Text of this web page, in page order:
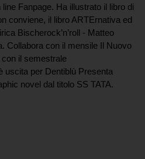
Fanpage. Ha illustrato il libro di
conviene, il libro ARTErnativa ed
Bischerock’n’roll - Matteo
Collabora con il mensile Il Nuovo
il semestrale
uscita per Dentiblù Presenta
novel dal titolo SS TATA.